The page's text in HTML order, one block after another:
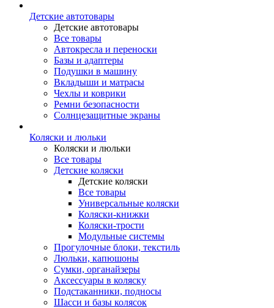
Детские автотовары
Детские автотовары
Все товары
Автокресла и переноски
Базы и адаптеры
Подушки в машину
Вкладыши и матрасы
Чехлы и коврики
Ремни безопасности
Солнцезащитные экраны
Коляски и люльки
Коляски и люльки
Все товары
Детские коляски
Детские коляски
Все товары
Универсальные коляски
Коляски-книжки
Коляски-трости
Модульные системы
Прогулочные блоки, текстиль
Люльки, капюшоны
Сумки, органайзеры
Аксессуары в коляску
Подстаканники, подносы
Шасси и базы колясок